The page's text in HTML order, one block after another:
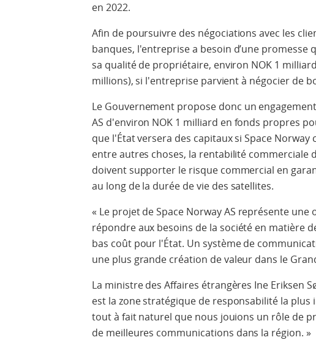
en 2022.
Afin de poursuivre des négociations avec les
banques, l'entreprise a besoin d’une promesse
sa qualité de propriétaire, environ NOK 1
millions), si l'entreprise parvient à négocier de
Le Gouvernement propose donc un
AS d'environ NOK 1 milliard en fonds propres
que l'État versera des capitaux si Space
entre autres choses, la rentabilité commerciale
doivent supporter le risque commercial en
au long de la durée de vie des satellites.
« Le projet de Space Norway AS représente
répondre aux besoins de la société en matière
bas coût pour l'État. Un système de
une plus grande création de valeur dans le
La ministre des Affaires étrangères Ine Eriksen
est la zone stratégique de responsabilité la
tout à fait naturel que nous jouions un rôle de
de meilleures communications dans la région. »